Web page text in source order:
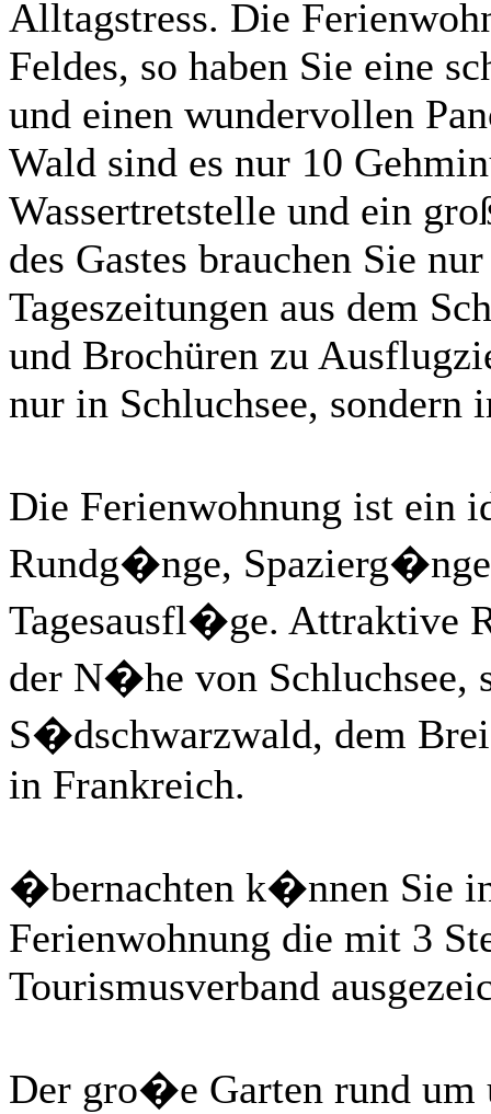
Alltagstress. Die
Feldes, so haben Sie eine
und einen wundervollen
Wald sind es nur 10
Wassertretstelle und ein
des Gastes brauchen Sie
Tageszeitungen aus dem
und Brochüren zu
nur in Schluchsee, sondern
Die Ferienwohnung ist ein
Rundg�nge, Spazierg�nge
Tagesausfl�ge. Attraktive
der N�he von Schluchsee,
S�dschwarzwald, dem
in Frankreich.
�bernachten k�nnen Sie
Ferienwohnung die mit 3
Tourismusverband
Der gro�e Garten rund um